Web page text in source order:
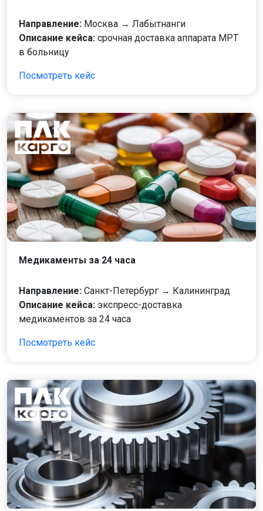
Направление: Москва → Лабытнанги
Описание кейса: срочная доставка аппарата МРТ
в больницу
Посмотреть кейс
Медикаменты за 24 часа
Направление: Санкт-Петербург → Калининград
Описание кейса: экспресс-доставка
медикаментов за 24 часа
Посмотреть кейс